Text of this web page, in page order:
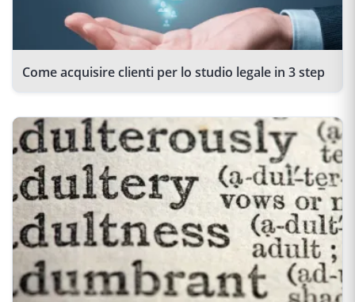
Come acquisire clienti per lo studio legale in 3 step